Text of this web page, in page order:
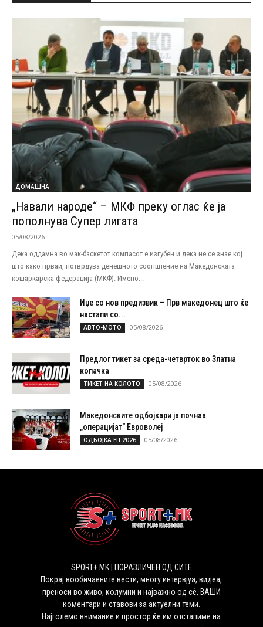
ДОМАШНА
„Навали народе“ – МКФ преку оглас ќе ја
пополнува Супер лигата
05/08/2026
Дека оддамна во мак-баскетот компасот е изгубен и дека не се знае кој
што како прваи, потврдува денешното соопштение на Македонската
кошаркарска федерација (МКФ). Имено...
Иџе со нов предизвик – Прв македонец што ќе
настапи со...
АВТО-МОТО 05/08/2026
Предлог тикет за среда-четврток во Златна
копачка
ТИКЕТ НА КОЛОТО 05/08/2026
Македонските одбојкари ја почнаа
„операцијат“ Евроволеј
ОДБОЈКА ЕП 2026 05/08/2026
SPORT+ MK | ПОРАЗЛИЧЕН ОД СИТЕ
Покрај вообичаените вести, многу интервјуа, видеа,
преноси во живо, колумни и најважно од сѐ, ВАШИ
коментари и ставови за актуелни теми.
Најголемо внимание и простор ќе им отстапиме на